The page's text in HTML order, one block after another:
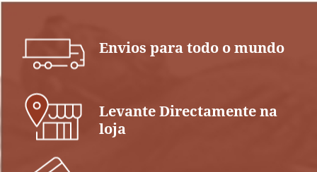
Envios para todo o mundo
Levante Directamente na
loja